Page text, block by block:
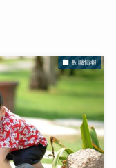
転職情報